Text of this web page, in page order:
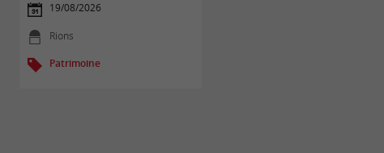
19/08/2026
Rions
Patrimoine